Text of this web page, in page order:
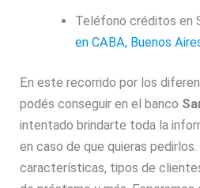
Teléfono créditos en
en CABA, Buenos
En este recorrido por los
podés conseguir en el banco
intentado brindarte toda la
en caso de que quieras
características, tipos de